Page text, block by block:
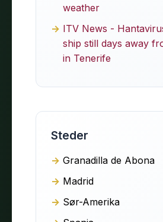
weather
ITV News -
ship still days away
in Tenerife
Steder
Granadilla de Abona
Madrid
Sør-Amerika